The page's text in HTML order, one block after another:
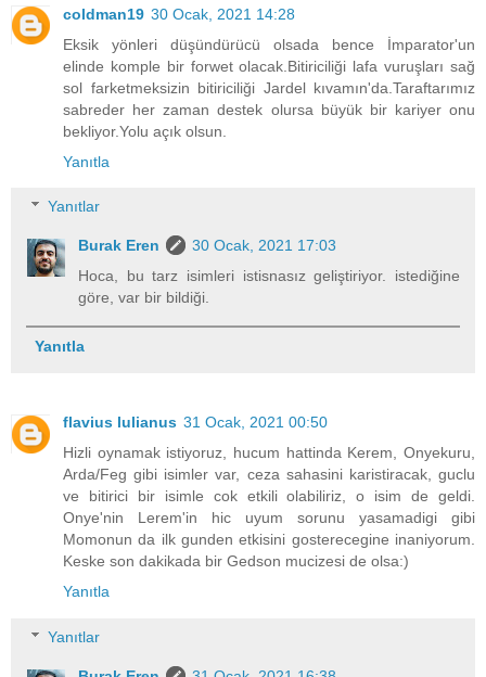
coldman19 30 Ocak, 2021 14:28
Eksik yönleri düşündürücü olsada bence İmparator'un
elinde komple bir forwet olacak.Bitiriciliği lafa vuruşları sağ
sol farketmeksizin bitiriciliği Jardel kıvamın'da.Taraftarımız
sabreder her zaman destek olursa büyük bir kariyer onu
bekliyor.Yolu açık olsun.
Yanıtla
Yanıtlar
Burak Eren
30 Ocak, 2021 17:03
Hoca, bu tarz isimleri istisnasız geliştiriyor. istediğine
göre, var bir bildiği.
Yanıtla
flavius lulianus 31 Ocak, 2021 00:50
Hizli oynamak istiyoruz, hucum hattinda Kerem, Onyekuru,
Arda/Feg gibi isimler var, ceza sahasini karistiracak, guclu
ve bitirici bir isimle cok etkili olabiliriz, o isim de geldi.
Onye'nin Lerem'in hic uyum sorunu yasamadigi gibi
Momonun da ilk gunden etkisini gosterecegine inaniyorum.
Keske son dakikada bir Gedson mucizesi de olsa:)
Yanıtla
Yanıtlar